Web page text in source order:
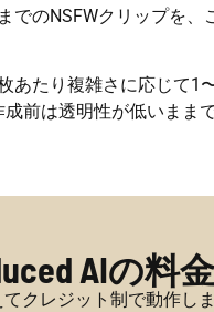
でのNSFWクリップを
あたり複雑さに応じて1
前は透明性が低いままで
AIの料
クレジット制で動作